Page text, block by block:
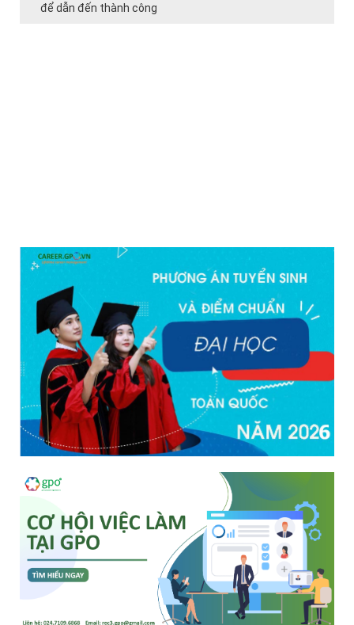
để dẫn đến thành công